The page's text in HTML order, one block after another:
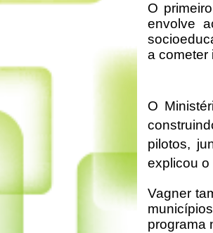
O
envolve
a cometer
O
pilotos,
explicou o
Vagner
programa